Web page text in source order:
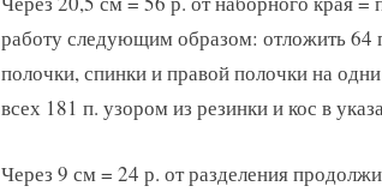
работу следующим образом: отложить 64
полочки, спинки и правой полочки на
всех 181 п. узором из резинки и кос в
Через 9 см = 24 р. от разделения